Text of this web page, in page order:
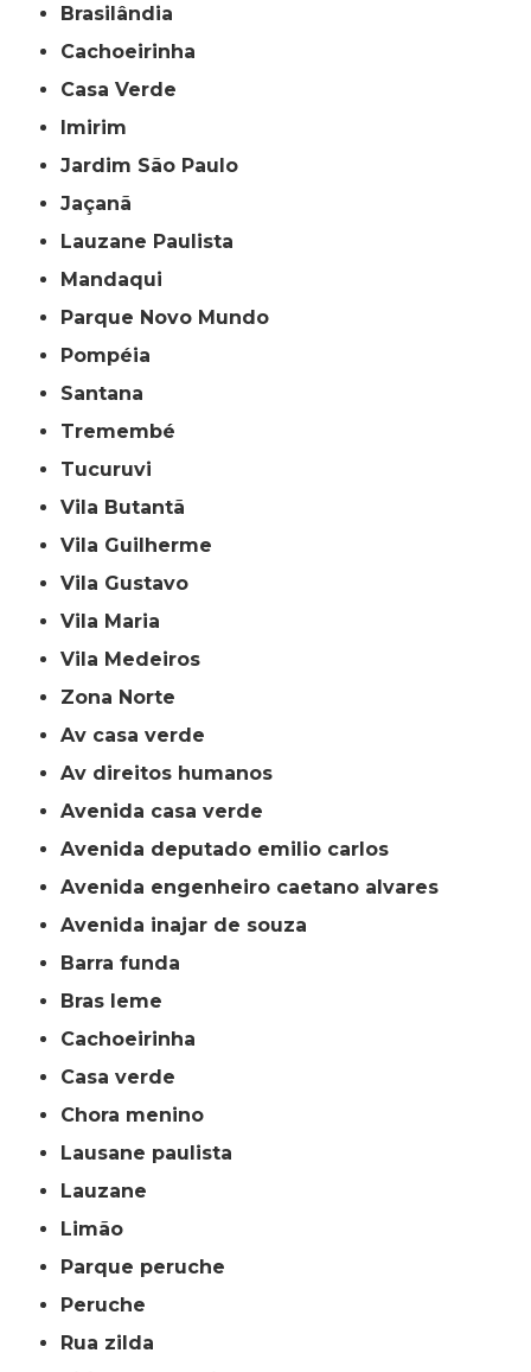
Brasilândia
Cachoeirinha
Casa Verde
Imirim
Jardim São Paulo
Jaçanã
Lauzane Paulista
Mandaqui
Parque Novo Mundo
Pompéia
Santana
Tremembé
Tucuruvi
Vila Butantã
Vila Guilherme
Vila Gustavo
Vila Maria
Vila Medeiros
Zona Norte
av casa verde
av direitos humanos
avenida casa verde
avenida deputado emilio carlos
avenida engenheiro caetano alvares
avenida inajar de souza
barra funda
bras leme
cachoeirinha
casa verde
chora menino
lausane paulista
lauzane
limão
parque peruche
peruche
rua zilda